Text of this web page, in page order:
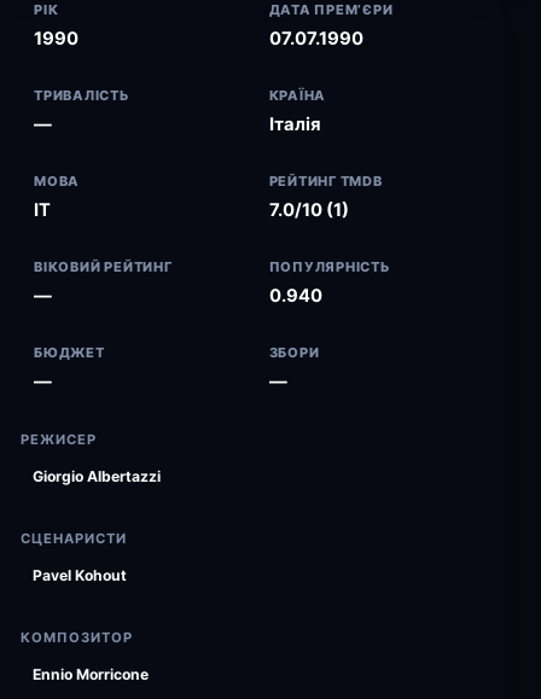
РІК
1990
ДАТА ПРЕМ’ЄРИ
07.07.1990
ТРИВАЛІСТЬ
—
КРАЇНА
Італія
МОВА
IT
РЕЙТИНГ TMDB
7.0/10 (1)
ВІКОВИЙ РЕЙТИНГ
—
ПОПУЛЯРНІСТЬ
0.940
БЮДЖЕТ
—
ЗБОРИ
—
РЕЖИСЕР
Giorgio Albertazzi
СЦЕНАРИСТИ
Pavel Kohout
КОМПОЗИТОР
Ennio Morricone